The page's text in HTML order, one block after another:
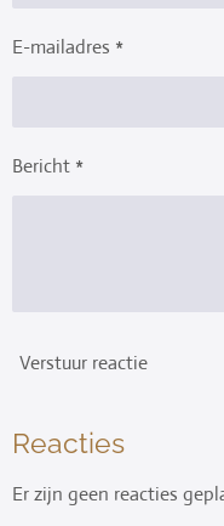
E-mailadres *
Bericht *
Verstuur reactie
Reacties
Er zijn geen reacties